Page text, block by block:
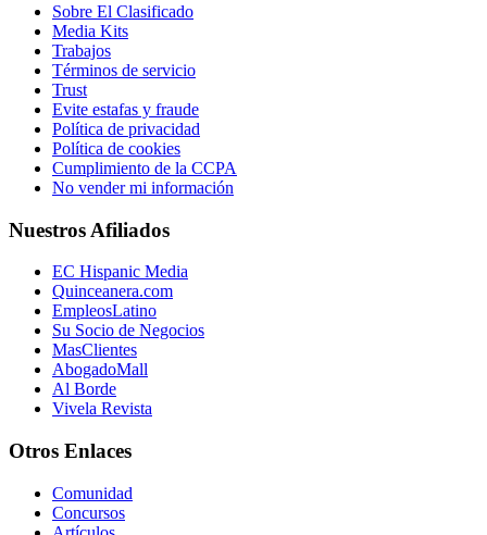
Sobre El Clasificado
Media Kits
Trabajos
Términos de servicio
Trust
Evite estafas y fraude
Política de privacidad
Política de cookies
Cumplimiento de la CCPA
No vender mi información
Nuestros Afiliados
EC Hispanic Media
Quinceanera.com
EmpleosLatino
Su Socio de Negocios
MasClientes
AbogadoMall
Al Borde
Vivela Revista
Otros Enlaces
Comunidad
Concursos